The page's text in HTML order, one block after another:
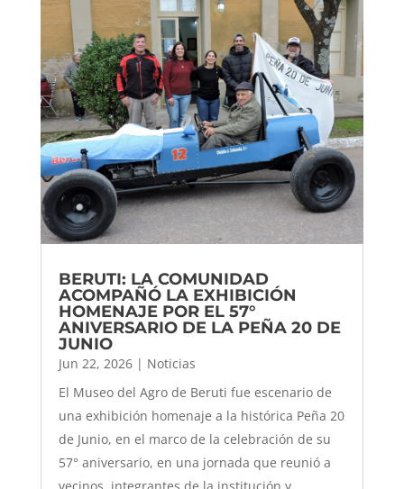
BERUTI: LA COMUNIDAD
ACOMPAÑÓ LA EXHIBICIÓN
HOMENAJE POR EL 57°
ANIVERSARIO DE LA PEÑA 20 DE
JUNIO
Jun 22, 2026| Noticias
El Museo del Agro de Beruti fue escenario de
una exhibición homenaje a la histórica Peña 20
de Junio, en el marco de la celebración de su
57° aniversario, en una jornada que reunió a
vecinos, integrantes de la institución y